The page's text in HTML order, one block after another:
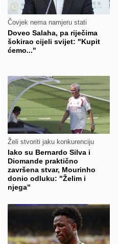
Čovjek nema namjeru stati
Doveo Salaha, pa riječima
šokirao cijeli svijet: "Kupit
ćemo..."
Želi stvoriti jaku konkurenciju
Iako su Bernardo Silva i
Diomande praktično
završena stvar, Mourinho
donio odluku: "Želim i
njega"